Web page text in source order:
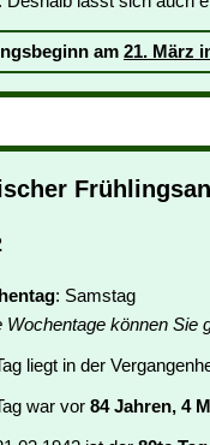
am 21. März
: Samstag
Wochentage können Sie
liegt in der
war vor 84 Jahren, 4